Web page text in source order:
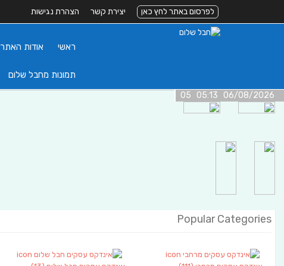
לפרסום באתר לחץ כאן יצירת קשר הצהרת נגישות
ראשי אודות האתר
תמונות מחבל שלום
06/08/2026 05:13 05
Popular Categories